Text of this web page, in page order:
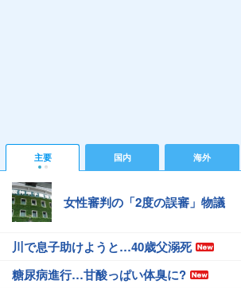
主要 国内 海外
女性審判の「2度の誤審」物議
川で息子助けようと…40歳父溺死
糖尿病進行…甘酸っぱい体臭に?